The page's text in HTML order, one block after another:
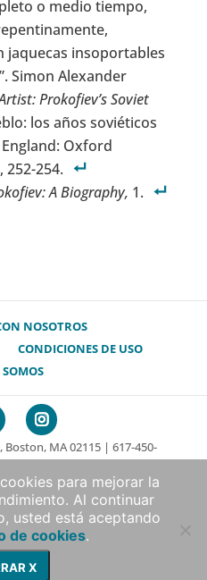
o medio tiempo,
jaquecas insoportables
Simon Alexander
Prokofiev’s Soviet
los años soviéticos
Oxford
252-254.
A Biography, 1.
NOSOTROS
CONDICIONES DE USO
MA 02115 | 617-450-
Library. Todos los derechos
lucro por Boxcar Studio
– el complemento
Wordpress
para mejorar la
Al continuar
usted está aceptando
de cookies.
X